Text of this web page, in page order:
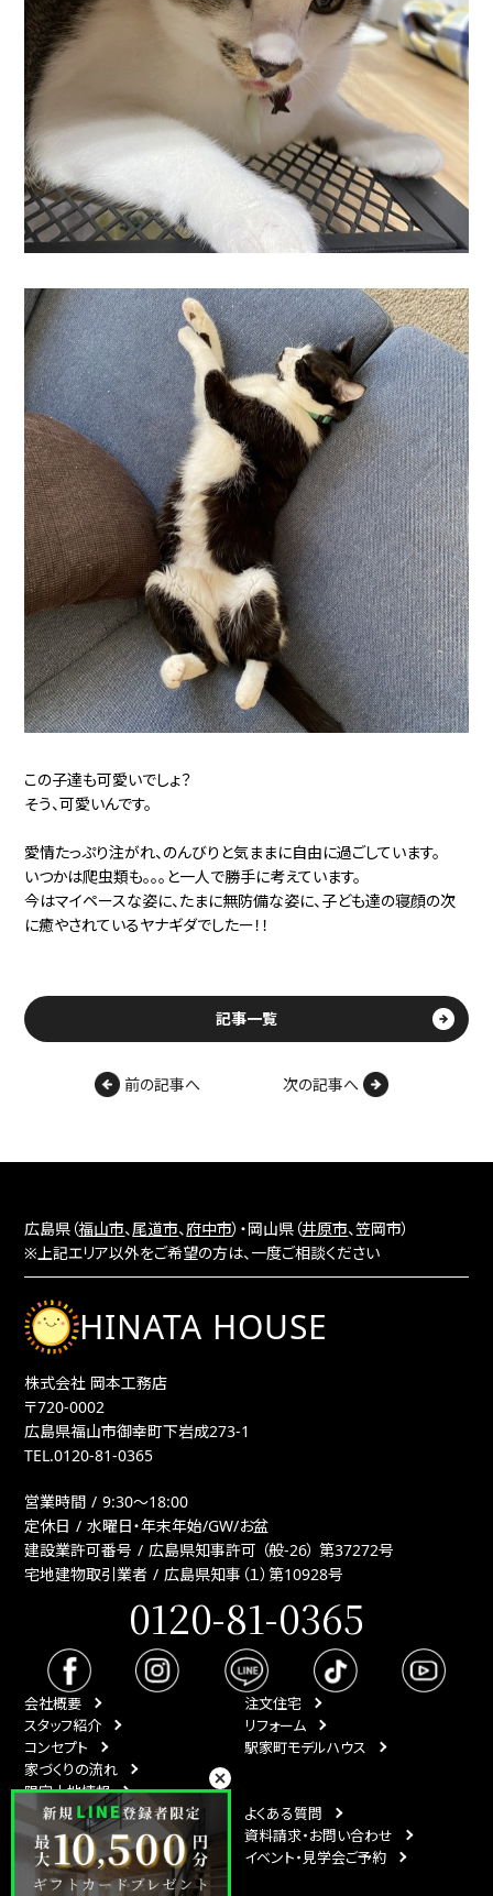
この子達も可愛いでしょ？
そう、可愛いんです。
愛情たっぷり注がれ、のんびりと気ままに自由に過ごしています。
いつかは爬虫類も。。。と一人で勝手に考えています。
今はマイペースな姿に、たまに無防備な姿に、子ども達の寝顔の次
に癒やされているヤナギダでしたー！！
記事一覧
前の記事へ 次の記事へ
広島県（福山市、 尾道市、 府中市）・岡山県（井原市、笠岡市）
※上記エリア以外をご希望の方は、一度ご相談ください
HINATA HOUSE
株式会社 岡本工務店
〒720-0002
広島県福山市御幸町下岩成273-1
TEL.0120-81-0365
営業時間
9:30〜18:00
定休日
水曜日・年末年始/GW/お盆
建設業許可番号
広島県知事許可 （般-26） 第37272号
宅地建物取引業者
広島県知事（１）第10928号
0120-81-0365
会社概要
スタッフ紹介
コンセプト
家づくりの流れ
限定土地情報
注文住宅
リフォーム
駅家町モデルハウス
最新情報
イベント情報
スタッフブログ
月刊ひなたハウス
よくある質問
資料請求・お問い合わせ
イベント・見学会ご予約